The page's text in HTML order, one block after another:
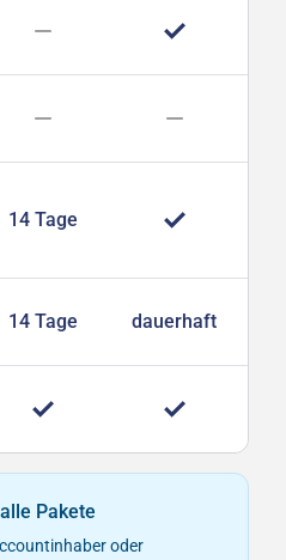
14 Tage
14 Tage dauerhaft
Pakete
oder